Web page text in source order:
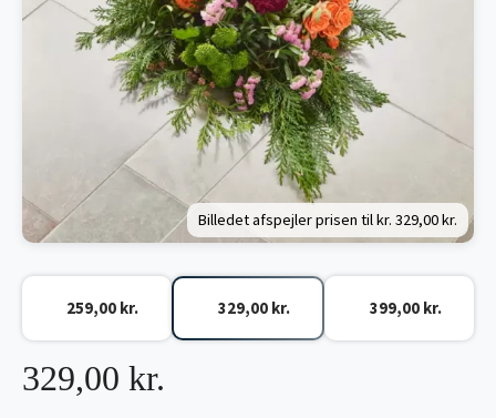
Billedet afspejler prisen til kr. 329,00 kr.
329,00 kr.
259,00 kr. 329,00 kr. 399,00 kr.